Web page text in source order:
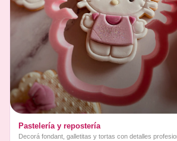
Pastelería y repostería
Decorá fondant, galletitas y tortas con detalles